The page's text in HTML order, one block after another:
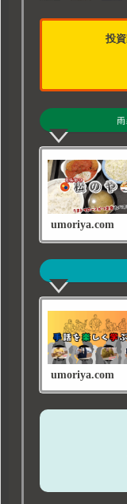
投
umoriya.com
umoriya.com